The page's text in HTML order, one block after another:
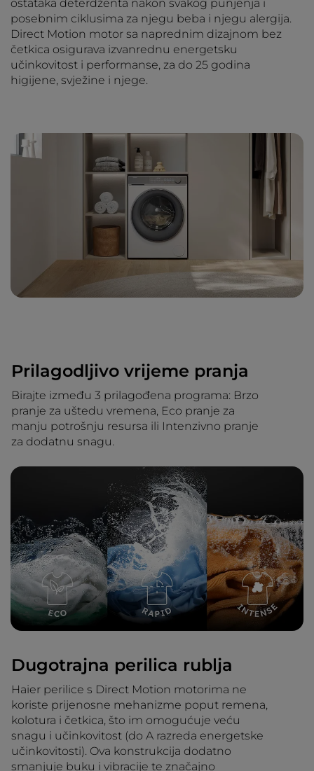
ostataka deterdženta nakon svakog punjenja i
posebnim ciklusima za njegu beba i njegu alergija.
Direct Motion motor sa naprednim dizajnom bez
četkica osigurava izvanrednu energetsku
učinkovitost i performanse, za do 25 godina
higijene, svježine i njege.
Prilagodljivo vrijeme pranja
Birajte između 3 prilagođena programa: Brzo
pranje za uštedu vremena, Eco pranje za
manju potrošnju resursa ili Intenzivno pranje
za dodatnu snagu.
Dugotrajna perilica rublja
Haier perilice s Direct Motion motorima ne
koriste prijenosne mehanizme poput remena,
kolotura i četkica, što im omogućuje veću
snagu i učinkovitost (do A razreda energetske
učinkovitosti). Ova konstrukcija dodatno
smanjuje buku i vibracije te značajno